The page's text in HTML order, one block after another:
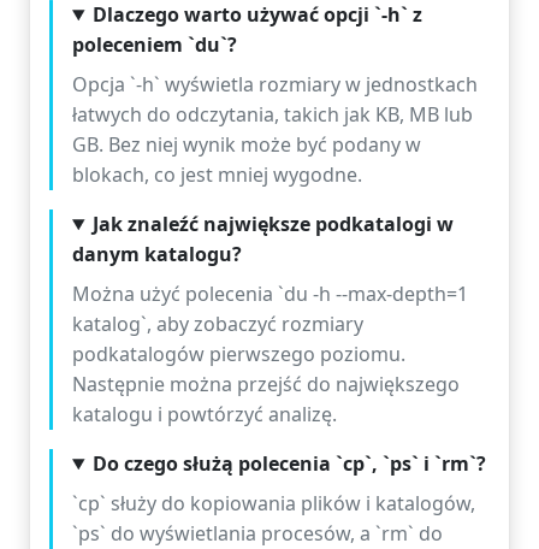
Dlaczego warto używać opcji `-h` z
poleceniem `du`?
Opcja `-h` wyświetla rozmiary w jednostkach
łatwych do odczytania, takich jak KB, MB lub
GB. Bez niej wynik może być podany w
blokach, co jest mniej wygodne.
Jak znaleźć największe podkatalogi w
danym katalogu?
Można użyć polecenia `du -h --max-depth=1
katalog`, aby zobaczyć rozmiary
podkatalogów pierwszego poziomu.
Następnie można przejść do największego
katalogu i powtórzyć analizę.
Do czego służą polecenia `cp`, `ps` i `rm`?
`cp` służy do kopiowania plików i katalogów,
`ps` do wyświetlania procesów, a `rm` do